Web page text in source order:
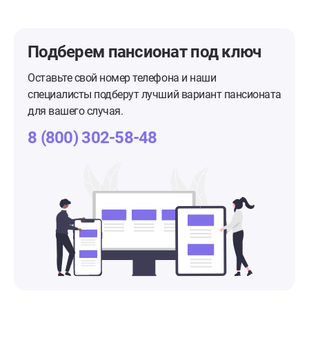
Подберем пансионатпод ключ
Оставьте свой номер телефона и наши
специалисты подберут лучший вариант пансионата
для вашего случая.
8 (800) 302-58-48